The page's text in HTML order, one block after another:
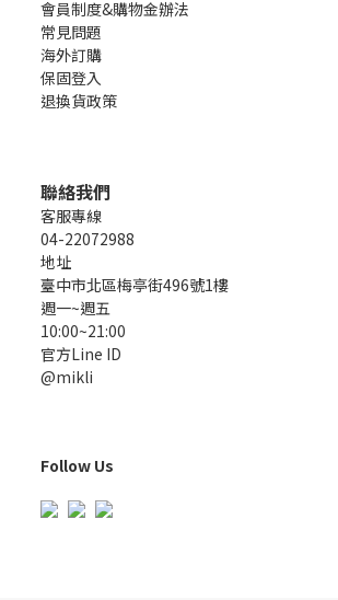
會員制度&購物金辦法
常見問題
海外訂購
保固登入
退換貨政策
聯絡我們
客服專線
04-22072988
地址
臺中市北區梅亭街496號1樓
週一~週五
10:00~21:00
官方Line ID
@mikli
Follow Us